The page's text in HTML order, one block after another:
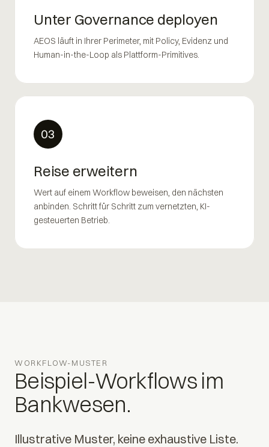
Unter Governance deployen
AEOS läuft in Ihrer Perimeter, mit Policy, Evidenz und
Human-in-the-Loop als Plattform-Primitives.
03
Reise erweitern
Wert auf einem Workflow beweisen, den nächsten
anbinden. Schritt für Schritt zum vernetzten, KI-
gesteuerten Betrieb.
WORKFLOW-MUSTER
Beispiel-Workflows im
Bankwesen.
Illustrative Muster, keine exhaustive Liste.